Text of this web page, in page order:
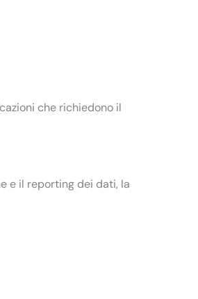
che richiedono il
e il reporting dei dati, la